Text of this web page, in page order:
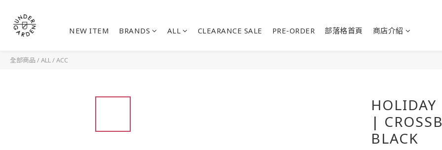
NEW ITEM BRANDS ALL CLEARANCE SALE PRE-ORDER 部落格首頁 商店介紹
全部商品 /ALL/ACC
|
BLACK